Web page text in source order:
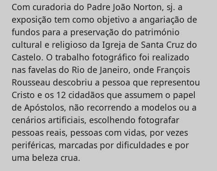
Com curadoria do Padre João Norton, sj. a
exposição tem como objetivo a angariação de
fundos para a preservação do património
cultural e religioso da Igreja de Santa Cruz do
Castelo. O trabalho fotográfico foi realizado
nas favelas do Rio de Janeiro, onde François
Rousseau descobriu a pessoa que representou
Cristo e os 12 cidadãos que assumem o papel
de Apóstolos, não recorrendo a modelos ou a
cenários artificiais, escolhendo fotografar
pessoas reais, pessoas com vidas, por vezes
periféricas, marcadas por dificuldades e por
uma beleza crua.